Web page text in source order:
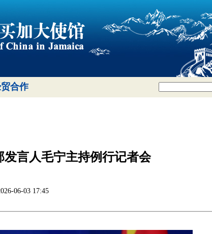
合作
发言人毛宁主持例行记者会
06-03 17:45